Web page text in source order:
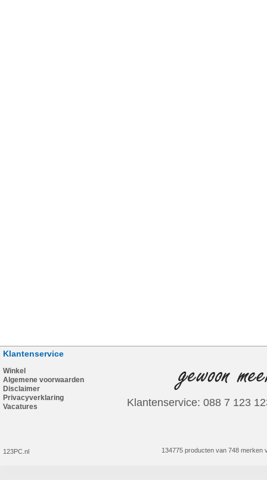
Klantenservice
Winkel
Algemene voorwaarden
Disclaimer
Privacyverklaring
Vacatures
123PC.nl
Klantenservice: 088 7 123
134775 producten van 748 merken